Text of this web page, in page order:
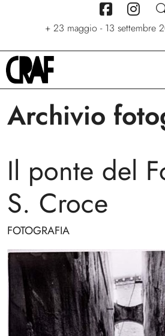
7 giugno - 6 settembre 2026
+ 23 maggio - 13 settembre
+ 24/04/2026 - 27/09/2026
Archivio
Il ponte del
S. Croce
FOTOGRAFIA